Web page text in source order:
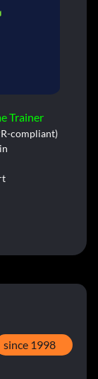
Trainer
compliant)
since 1998